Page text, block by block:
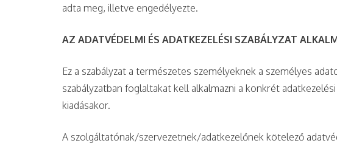
adta meg, illetve engedélyezte.
AZ ADATVÉDELMI ÉS ADATKEZELÉSI SZABÁLYZAT
Ez a szabályzat a természetes személyeknek a személyes
szabályzatban foglaltakat kell alkalmazni a konkrét
kiadásakor.
A szolgáltatónak/szervezetnek/adatkezelőnek kötelező